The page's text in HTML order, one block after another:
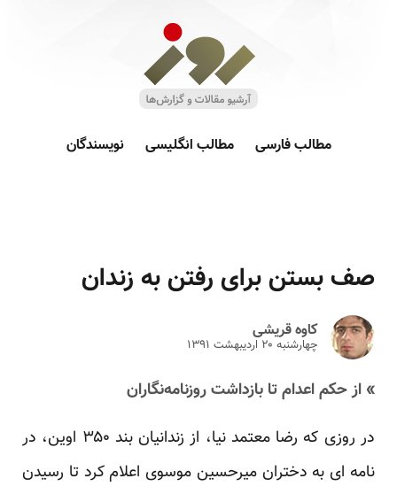
مطالب فارسی مطالب انگلیسی نویسندگان
صف بستن برای رفتن به زندان
کاوه قریشی
چهارشنبه ۲۰ ارديبهشت ۱۳۹۱
» از حکم اعدام تا بازداشت روزنامه‌نگاران
در روزی که رضا معتمد نیا، از زندانیان بند ۳۵۰ اوین، در
نامه ای به دختران میرحسین موسوی اعلام کرد تا رسیدن